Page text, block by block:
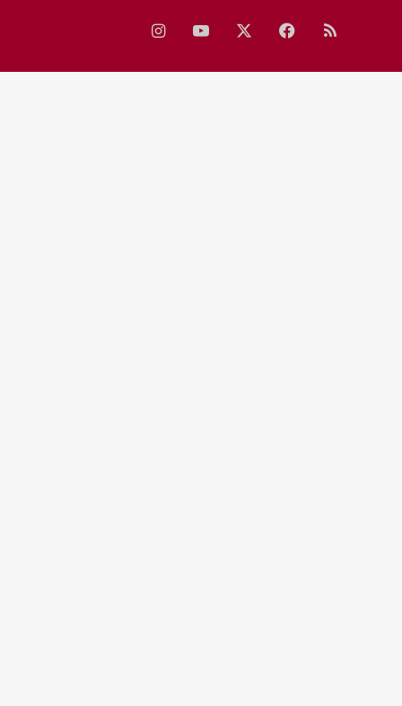
ملخص
الموقع
فيسبوك ‫YouTubeانستقرام
نيوز